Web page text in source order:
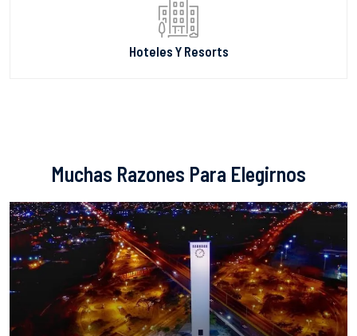
Hoteles Y Resorts
Muchas Razones Para Elegirnos